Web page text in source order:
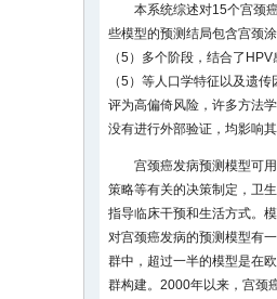
本系统综述对15个宫颈
些模型的预测结局包含宫颈
（5）多个阶段，结合了
（5）等人口学特征以及遗
评为高偏倚风险，许多方法
没有进行外部验证，均影响
宫颈癌发病预测模型可
策略等有关的决策制定，卫
指导临床干预和生活方式。
对宫颈癌发病的预测模型有
群中，超过一半的模型是在
群构建。2000年以来，宫颈